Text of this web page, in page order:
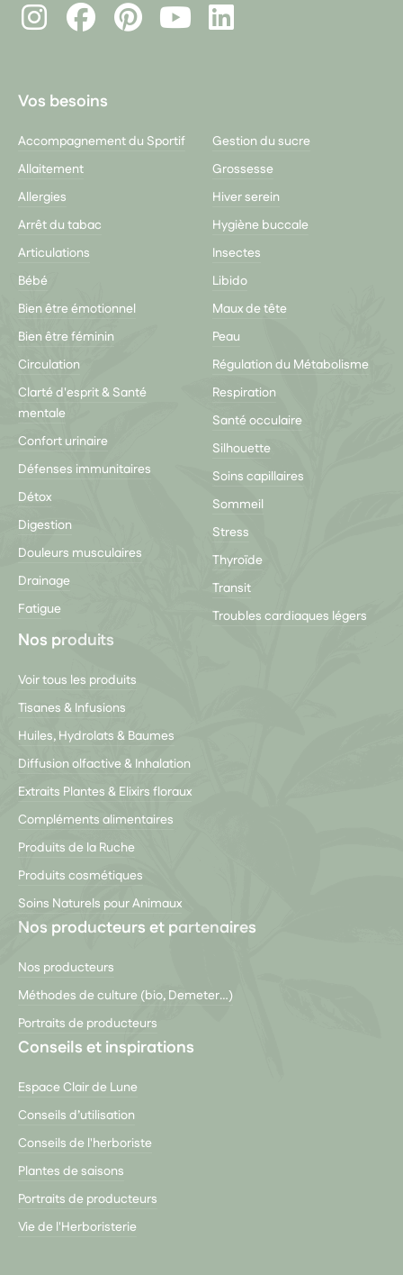
InstagramFacebookPinterest
LinkedIn
Vos besoins
Accompagnement du Sportif
Allaitement
Allergies
Arrêt du tabac
Articulations
Bébé
Bien être émotionnel
Bien être féminin
Circulation
Clarté d'esprit & Santé
mentale
Confort urinaire
Défenses immunitaires
Détox
Digestion
Douleurs musculaires
Drainage
Fatigue
Gestion du sucre
Grossesse
Hiver serein
Hygiène buccale
Insectes
Libido
Maux de tête
Peau
Régulation du Métabolisme
Respiration
Santé occulaire
Silhouette
Soins capillaires
Sommeil
Stress
Thyroïde
Transit
Troubles cardiaques légers
Nos produits
Voir tous les produits
Tisanes & Infusions
Huiles, Hydrolats & Baumes
Diffusion olfactive & Inhalation
Extraits Plantes & Elixirs floraux
Compléments alimentaires
Produits de la Ruche
Produits cosmétiques
Soins Naturels pour Animaux
Nos producteurs et partenaires
Nos producteurs
Méthodes de culture (bio, Demeter…)
Portraits de producteurs
Conseils et inspirations
Espace Clair de Lune
Conseils d’utilisation
Conseils de l'herboriste
Plantes de saisons
Portraits de producteurs
Vie de l'Herboristerie